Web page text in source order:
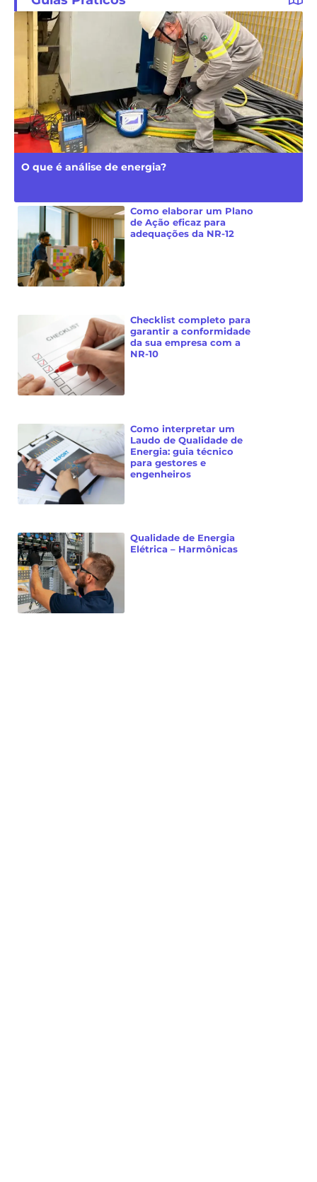
O que é análise de energia?
Como elaborar um Plano
de Ação eficaz para
adequações da NR-12
Checklist completo para
garantir a conformidade
da sua empresa com a
NR-10
Como interpretar um
Laudo de Qualidade de
Energia: guia técnico
para gestores e
engenheiros
Qualidade de Energia
Elétrica – Harmônicas